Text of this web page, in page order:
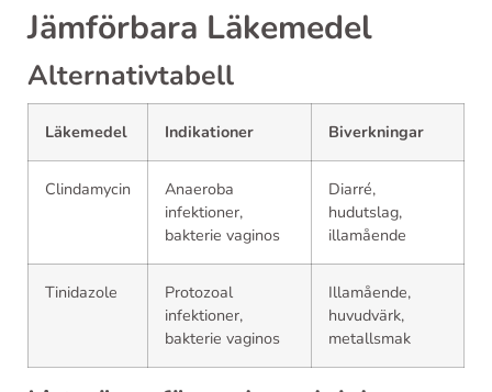
Jämförbara Läkemedel
Alternativtabell
Läkemedel Indikationer Biverkningar
Clindamycin
Anaeroba
infektioner,
bakterie vaginos
Diarré,
hudutslag,
illamående
Tinidazole
Protozoal
infektioner,
bakterie vaginos
Illamående,
huvudvärk,
metallsmak